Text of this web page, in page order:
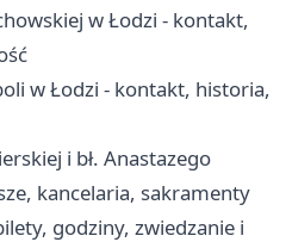
w Łodzi - kontakt,
w Łodzi - kontakt, historia,
i bł. Anastazego
kancelaria, sakramenty
godziny, zwiedzanie i